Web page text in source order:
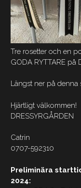
Tre rosetter och en
GODA RYTTARE på
Längst ner på denna
Hjärtligt välkommen!
DRESSYRGÅRDEN
Catrin
0707-592310
Preliminära
2024: